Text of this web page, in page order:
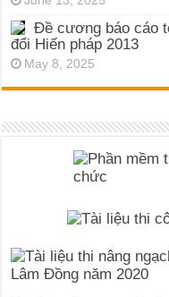
Đề cương báo cáo
đổi Hiến pháp 2013
May 8, 2025